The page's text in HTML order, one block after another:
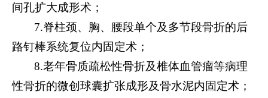
间孔扩大成形术；
7.脊柱颈、胸、腰段单个及多节段骨折的后
路钉棒系统复位内固定术；
8.老年骨质疏松性骨折及椎体血管瘤等病理
性骨折的微创球囊扩张成形及骨水泥内固定术；